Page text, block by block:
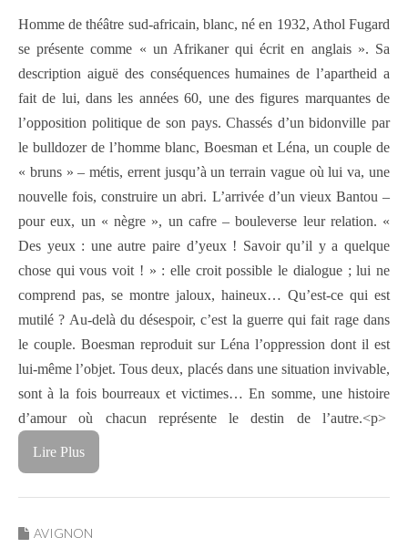
Homme de théâtre sud-africain, blanc, né en 1932, Athol Fugard
se présente comme « un Afrikaner qui écrit en anglais ». Sa
description aiguë des conséquences humaines de l’apartheid a
fait de lui, dans les années 60, une des figures marquantes de
l’opposition politique de son pays. Chassés d’un bidonville par
le bulldozer de l’homme blanc, Boesman et Léna, un couple de
« bruns » – métis, errent jusqu’à un terrain vague où lui va, une
nouvelle fois, construire un abri. L’arrivée d’un vieux Bantou –
pour eux, un « nègre », un cafre – bouleverse leur relation. «
Des yeux : une autre paire d’yeux ! Savoir qu’il y a quelque
chose qui vous voit ! » : elle croit possible le dialogue ; lui ne
comprend pas, se montre jaloux, haineux… Qu’est-ce qui est
mutilé ? Au-delà du désespoir, c’est la guerre qui fait rage dans
le couple. Boesman reproduit sur Léna l’oppression dont il est
lui-même l’objet. Tous deux, placés dans une situation invivable,
sont à la fois bourreaux et victimes… En somme, une histoire
d’amour où chacun représente le destin de l’autre.<p>
Lire Plus
AVIGNON